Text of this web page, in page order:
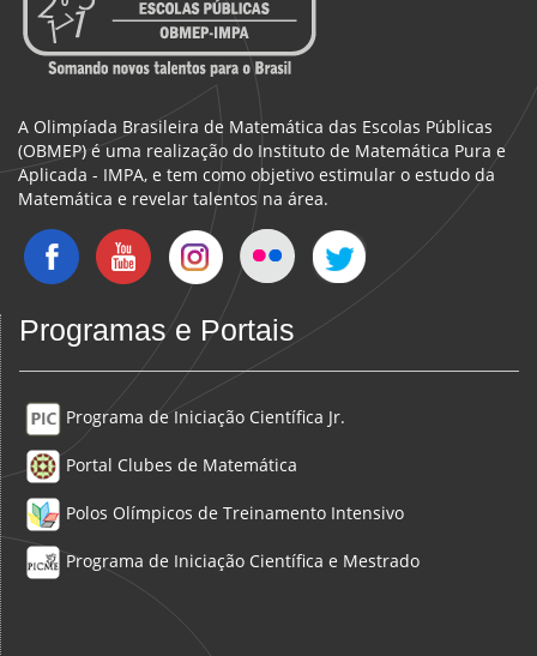
A Olimpíada Brasileira de Matemática das Escolas Públicas
(OBMEP) é uma realização do Instituto de Matemática Pura e
Aplicada - IMPA, e tem como objetivo estimular o estudo da
Matemática e revelar talentos na área.
Programas e Portais
Programa de Iniciação Científica Jr.
Portal Clubes de Matemática
Polos Olímpicos de Treinamento Intensivo
Programa de Iniciação Científica e Mestrado